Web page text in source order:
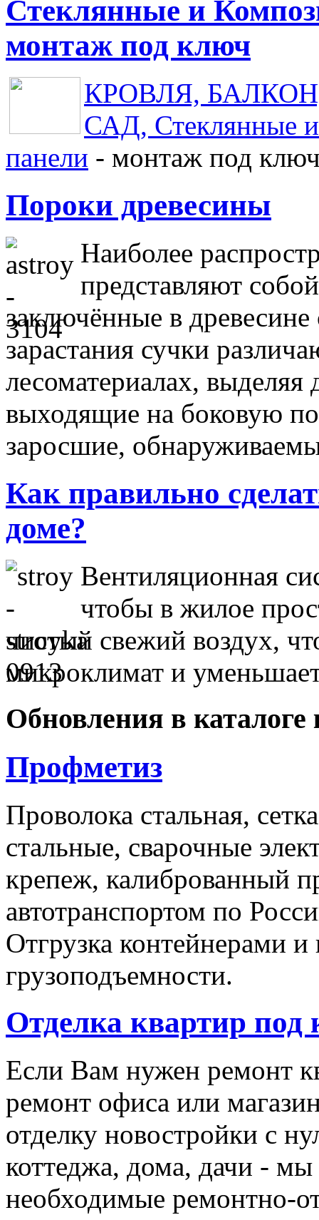
Стеклянные и
монтаж под ключ
КРОВЛЯ, БАЛКОН,
САД, Стеклянные
панели - монтаж под
Пороки древесины
Наиболее
представляют
заключённые в
зарастания сучки
лесоматериалах, выделяя
выходящие на боковую
заросшие,
Как правильно
доме?
Вентиляционная
чтобы в жилое
чистый свежий воздух,
микроклимат и
Обновления в
Профметиз
Проволока стальная,
стальные, сварочные
крепеж, калиброванный
автотранспортом по
Отгрузка контейнерами
грузоподъемности.
Отделка квартир под
Если Вам нужен ремонт
ремонт офиса или
отделку новостройки с
коттеджа, дома, дачи -
необходимые ремонтно-